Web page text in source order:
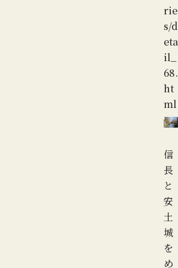
rie
s/d
eta
il_
68.
ht
ml
信
長
と
安
土
城
を
め